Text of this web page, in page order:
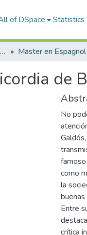
of DSpace Statistics
Département des Langues étrangères Master en Espagnol
de
No
como
la
Entre
crítica